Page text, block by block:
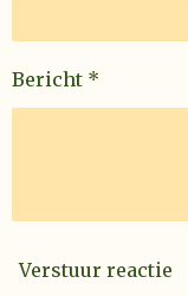
Bericht *
Verstuur reactie